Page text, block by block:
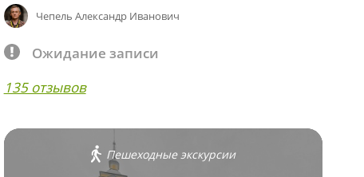
Чепель Александр Иванович
Ожидание записи
135 отзывов
Пешеходные экскурсии